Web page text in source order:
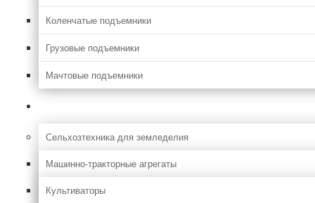
Коленчатые подъемники
Грузовые подъемники
Мачтовые подъемники
Сельхозтехника для земледелия
Машинно-тракторные агрегаты
Культиваторы